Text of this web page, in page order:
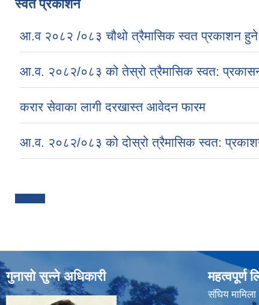
स्वत प्रकाशन
आ.व २०८२ /०८३ चौथो त्रैमासिक स्वत प्रकाशन
आ.व. २०८२/०८३ को तेस्रो त्रैमासिक स्वत:
करार सेवाका लागी दरखास्त आवेदन फारम
आ.व. २०८२/०८३ को दोस्रो त्रैमासिक स्वत:
गुनासो सुन्ने अधिकारी महत्वपूर्ण
संघिय